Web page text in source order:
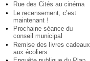
Rue des Cités au cinéma
Le recensement, c’est
maintenant !
Prochaine séance du
conseil municipal
Remise des livres cadeaux
aux écoliers